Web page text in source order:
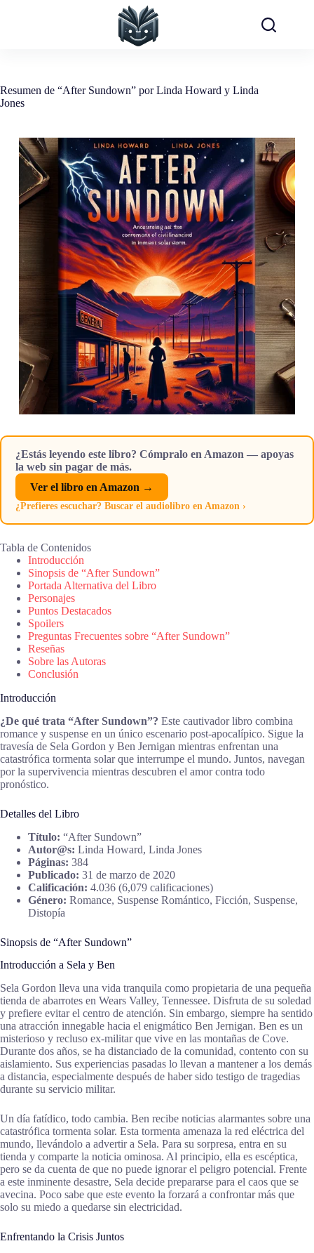
Resumen de “After Sundown” por Linda Howard y Linda
Jones
¿Estás leyendo este libro? Cómpralo en Amazon — apoyas
la web sin pagar de más.
Ver el libro en Amazon →
¿Prefieres escuchar? Buscar el audiolibro en Amazon ›
Tabla de Contenidos
Introducción
Sinopsis de “After Sundown”
Portada Alternativa del Libro
Personajes
Puntos Destacados
Spoilers
Preguntas Frecuentes sobre “After Sundown”
Reseñas
Sobre las Autoras
Conclusión
Introducción
¿De qué trata “After Sundown”? Este cautivador libro combina
romance y suspense en un único escenario post-apocalípico. Sigue la
travesía de Sela Gordon y Ben Jernigan mientras enfrentan una
catastrófica tormenta solar que interrumpe el mundo. Juntos, navegan
por la supervivencia mientras descubren el amor contra todo
pronóstico.
Detalles del Libro
Título: “After Sundown”
Autor@s: Linda Howard, Linda Jones
Páginas: 384
Publicado: 31 de marzo de 2020
Calificación: 4.036 (6,079 calificaciones)
Género: Romance, Suspense Romántico, Ficción, Suspense,
Distopía
Sinopsis de “After Sundown”
Introducción a Sela y Ben
Sela Gordon lleva una vida tranquila como propietaria de una pequeña
tienda de abarrotes en Wears Valley, Tennessee. Disfruta de su soledad
y prefiere evitar el centro de atención. Sin embargo, siempre ha sentido
una atracción innegable hacia el enigmático Ben Jernigan. Ben es un
misterioso y recluso ex-militar que vive en las montañas de Cove.
Durante dos años, se ha distanciado de la comunidad, contento con su
aislamiento. Sus experiencias pasadas lo llevan a mantener a los demás
a distancia, especialmente después de haber sido testigo de tragedias
durante su servicio militar.
Un día fatídico, todo cambia. Ben recibe noticias alarmantes sobre una
catastrófica tormenta solar. Esta tormenta amenaza la red eléctrica del
mundo, llevándolo a advertir a Sela. Para su sorpresa, entra en su
tienda y comparte la noticia ominosa. Al principio, ella es escéptica,
pero se da cuenta de que no puede ignorar el peligro potencial. Frente
a este inminente desastre, Sela decide prepararse para el caos que se
avecina. Poco sabe que este evento la forzará a confrontar más que
solo su miedo a quedarse sin electricidad.
Enfrentando la Crisis Juntos